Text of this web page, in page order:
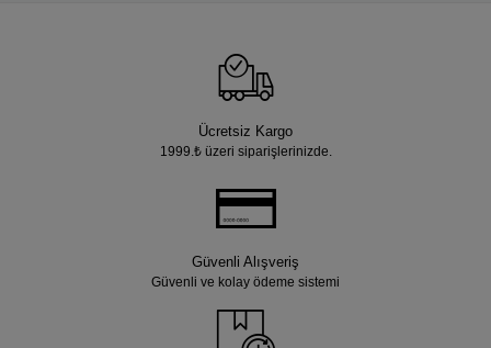
Ücretsiz Kargo
1999.₺ üzeri siparişlerinizde.
Güvenli Alışveriş
Güvenli ve kolay ödeme sistemi